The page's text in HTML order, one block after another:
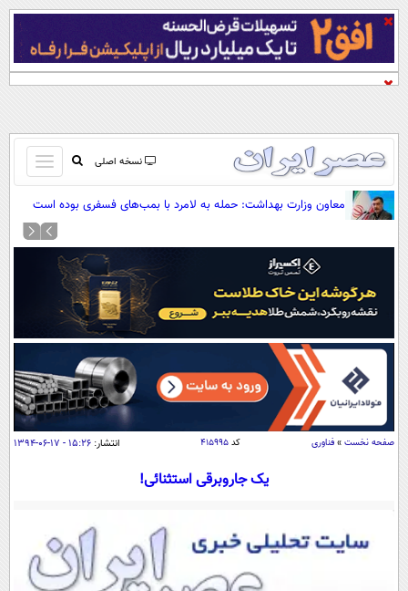
نسخه اصلی
باز
و
بسته
کردن
صفحه اول
آرشیو
نظرسنجی
آب و هوا
اوقات شرعی
سواد زندگی
اقتصاد
اقتصادی
جامعه
حوادث
سلامت
بین الملل
فرهنگ و هنر
معاون وزارت بهداشت: حمله به لامرد با بمب‌های فسفری بوده است
صفحه نخست » فناوری کد۴۱۵۹۹۵ انتشار: ۱۵:۲۶ - ۱۷-۰۶-۱۳۹۴
یک جاروبرقی استثنائی!